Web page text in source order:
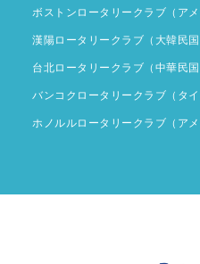
ボストンロータリークラブ（ア
漢陽ロータリークラブ（大韓民
台北ロータリークラブ（中華民
バンコクロータリークラブ（タ
ホノルルロータリークラブ（ア